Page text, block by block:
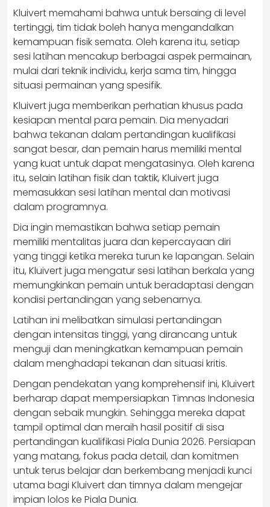
Kluivert memahami bahwa untuk bersaing di level
tertinggi, tim tidak boleh hanya mengandalkan
kemampuan fisik semata. Oleh karena itu, setiap
sesi latihan mencakup berbagai aspek permainan,
mulai dari teknik individu, kerja sama tim, hingga
situasi permainan yang spesifik.
Kluivert juga memberikan perhatian khusus pada
kesiapan mental para pemain. Dia menyadari
bahwa tekanan dalam pertandingan kualifikasi
sangat besar, dan pemain harus memiliki mental
yang kuat untuk dapat mengatasinya. Oleh karena
itu, selain latihan fisik dan taktik, Kluivert juga
memasukkan sesi latihan mental dan motivasi
dalam programnya.
Dia ingin memastikan bahwa setiap pemain
memiliki mentalitas juara dan kepercayaan diri
yang tinggi ketika mereka turun ke lapangan. Selain
itu, Kluivert juga mengatur sesi latihan berkala yang
memungkinkan pemain untuk beradaptasi dengan
kondisi pertandingan yang sebenarnya.
Latihan ini melibatkan simulasi pertandingan
dengan intensitas tinggi, yang dirancang untuk
menguji dan meningkatkan kemampuan pemain
dalam menghadapi tekanan dan situasi kritis.
Dengan pendekatan yang komprehensif ini, Kluivert
berharap dapat mempersiapkan Timnas Indonesia
dengan sebaik mungkin. Sehingga mereka dapat
tampil optimal dan meraih hasil positif di sisa
pertandingan kualifikasi Piala Dunia 2026. Persiapan
yang matang, fokus pada detail, dan komitmen
untuk terus belajar dan berkembang menjadi kunci
utama bagi Kluivert dan timnya dalam mengejar
impian lolos ke Piala Dunia.